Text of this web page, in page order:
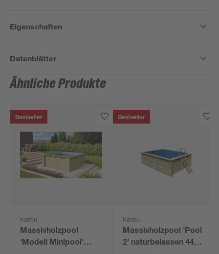
Eigenschaften
Datenblätter
Ähnliche Produkte
Bestseller
Karibu
Massivholzpool
'Modell Minipool'
Bestseller
Karibu
Massivholzpool 'Pool
2' naturbelassen 440